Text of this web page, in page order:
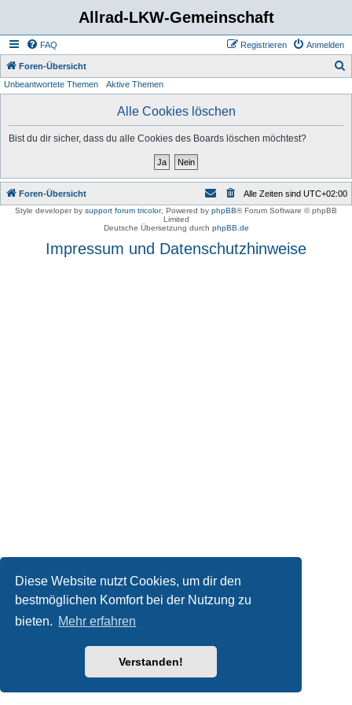
Diese Website nutzt Cookies, um dir den
bestmöglichen Komfort bei der Nutzung zu
bieten. Mehr erfahren
Verstanden!
Allrad-LKW-Gemeinschaft
FAQ Anmelden
Registrieren
Foren-Übersicht
Unbeantwortete Themen Aktive Themen
Alle Cookies löschen
Bist du dir sicher, dass du alle Cookies des Boards löschen möchtest?
Foren-Übersicht Alle Zeiten sind UTC+02:00
Style developer by support forum tricolor, Powered by phpBB® Forum Software © phpBB
Limited
Deutsche Übersetzung durch phpBB.de
Impressum und Datenschutzhinweise